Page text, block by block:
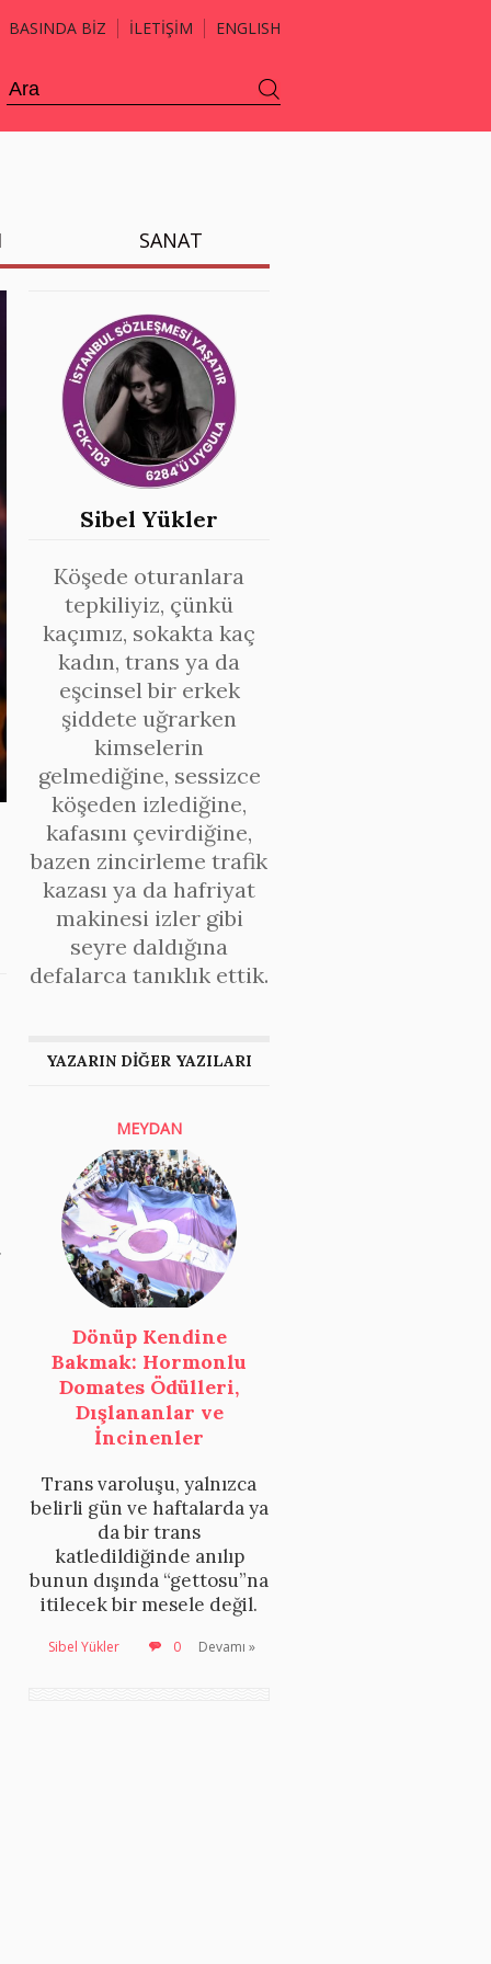
BASINDA BİZ İLETİŞİM ENGLISH
SANAT
Sibel Yükler
Köşede oturanlara
tepkiliyiz, çünkü
kaçımız, sokakta kaç
kadın, trans ya da
eşcinsel bir erkek
şiddete uğrarken
kimselerin
gelmediğine, sessizce
köşeden izlediğine,
kafasını çevirdiğine,
bazen zincirleme trafik
kazası ya da hafriyat
makinesi izler gibi
seyre daldığına
defalarca tanıklık ettik.
YAZARIN DİĞER YAZILARI
MEYDAN
Dönüp Kendine
Bakmak: Hormonlu
Domates Ödülleri,
Dışlananlar ve
İncinenler
Trans varoluşu, yalnızca
belirli gün ve haftalarda ya
da bir trans
katledildiğinde anılıp
bunun dışında “gettosu”na
itilecek bir mesele değil.
Sibel Yükler 0 Devamı »